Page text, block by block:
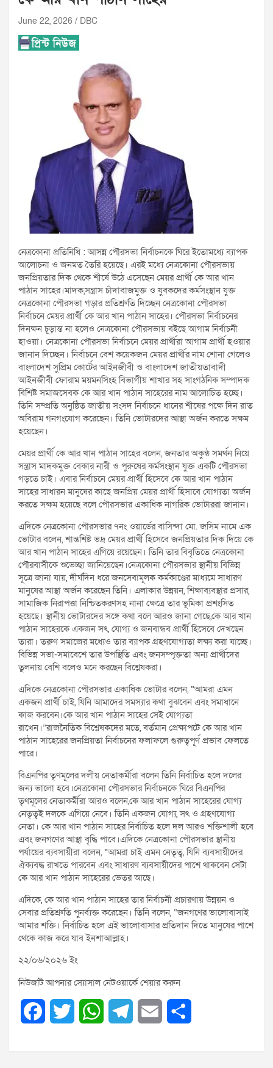
June 22, 2026 DBC
নেত্রকোনা প্রতিনিধি : আসন্ন পৌরসভা নির্বাচনকে ঘিরে ইতোমধ্যে ব্যাপক
আলোচনা ও জনমত তৈরি হয়েছে। এরই মধ্যে নেত্রকোনা পৌরসভায়
জনপ্রিয়তার দিক থেকে শীর্ষে উঠে এসেছেন মেয়র প্রার্থী কে আর খান
পাঠান সাহের।মাদক,সন্ত্রাস চাঁদাবাজমুক্ত ও যুবকদের কর্মসংস্থান যুক্ত
নেত্রকোনা পৌরসভা গড়ার প্রতিশ্রুতি দিচ্ছেন নেত্রকোনা পৌরসভা
নির্বাচনে মেয়র প্রার্থী কে আর খান পাঠান সাহের। পৌরসভা নির্বাচনের
দিনক্ষন চূড়ান্ত না হলেও নেত্রকোনা পৌরসভায় বইছে আগাম নির্বাচনী
হাওয়া। নেত্রকোনা পৌরসভা নির্বাচনে মেয়র প্রার্থীরা আগাম প্রার্থী হওয়ার
জানান দিচ্ছেন। নির্বাচনে বেশ কয়েকজন মেয়র প্রার্থীর নাম শোনা গেলেও
বাংলাদেশ সুপ্রিম কোর্টের আইনজীবী ও বাংলাদেশ জাতীয়তাবাদী
আইনজীবী ফোরাম ময়মনসিংহ বিভাগীয় শাখার সহ সাংগঠনিক সম্পাদক
বিশিষ্ট সমাজসেবক কে আর খান পাঠান সাহেরের নাম আলোচিত হচ্ছে।
তিনি সম্প্রতি অনুষ্ঠিত জাতীয় সংসদ নির্বাচনে ধানের শীষের পক্ষে দিন রাত
অবিরাম গনগংযোগ করেছেন। তিনি ভোটারদের আস্থা অর্জন করতে সক্ষম
হয়েছেন।
মেয়র প্রার্থী কে আর খান পাঠান সাহের বলেন, জনতার অকুন্ঠ সমর্থন নিয়ে
সন্ত্রাস মাদকমুক্ত বেকার নারী ও পুরুষের কর্মসংস্থান যুক্ত একটি পৌরসভা
গড়তে চাই। এবার নির্বাচনে মেয়র প্রার্থী হিসেবে কে আর খান পাঠান
সাহের সাধারন মানুষের কাছে জনপ্রিয় মেয়র প্রার্থী হিসাবে যোগ্যতা অর্জন
করতে সক্ষম হয়েছে বলে পৌরসভার একাধিক নাগরিক ভোটাররা জানান।
এদিকে নেত্রকোনা পৌরসভার ৭নং ওয়ার্ডের বাসিন্দা মো. জসিম নামে এক
ভোটার বলেন, শান্তশিষ্ট ভদ্র মেয়র প্রার্থী হিসেবে জনপ্রিয়তার দিক দিয়ে কে
আর খান পাঠান সাহের এগিয়ে রয়েছেন। তিনি তার বিবৃতিতে নেত্রকোনা
পৌরবাসীকে শুভেচ্ছা জানিয়েছেন।নেত্রকোনা পৌরসভার স্থানীয় বিভিন্ন
সূত্রে জানা যায়, দীর্ঘদিন ধরে জনসেবামূলক কর্মকাণ্ডের মাধ্যমে সাধারণ
মানুষের আস্থা অর্জন করেছেন তিনি। এলাকার উন্নয়ন, শিক্ষাব্যবস্থার প্রসার,
সামাজিক নিরাপত্তা নিশ্চিতকরণসহ নানা ক্ষেত্রে তার ভূমিকা প্রশংসিত
হয়েছে। স্থানীয় ভোটারদের সঙ্গে কথা বলে আরও জানা গেছে,কে আর খান
পাঠান সাহেরকে একজন সৎ, যোগ্য ও জনবান্ধব প্রার্থী হিসেবে দেখছেন
তারা। তরুণ সমাজের মধ্যেও তার ব্যাপক গ্রহণযোগ্যতা লক্ষ্য করা যাচ্ছে।
বিভিন্ন সভা-সমাবেশে তার উপস্থিতি এবং জনসম্পৃক্ততা অন্য প্রার্থীদের
তুলনায় বেশি বলেও মনে করছেন বিশ্লেষকরা।
এদিকে নেত্রকোনা পৌরসভার একাধিক ভোটার বলেন, “আমরা এমন
একজন প্রার্থী চাই, যিনি আমাদের সমস্যার কথা বুঝবেন এবং সমাধানে
কাজ করবেন।কে আর খান পাঠান সাহের সেই যোগ্যতা
রাখেন।”রাজনৈতিক বিশ্লেষকদের মতে, বর্তমান প্রেক্ষাপটে কে আর খান
পাঠান সাহেরের জনপ্রিয়তা নির্বাচনের ফলাফলে গুরুত্বপূর্ণ প্রভাব ফেলতে
পারে।
বিএনপির তৃণমূলের দলীয় নেতাকর্মীরা বলেন তিনি নির্বাচিত হলে দলের
জন্য ভালো হবে।নেত্রকোনা পৌরসভার নির্বাচনকে ঘিরে বিএনপির
তৃণমূলের নেতাকর্মীরা আরও বলেন,কে আর খান পাঠান সাহেরের যোগ্য
নেতৃত্বই দলকে এগিয়ে নেবে। তিনি একজন যোগ্য, সৎ ও গ্রহণযোগ্য
নেতা। কে আর খান পাঠান সাহের নির্বাচিত হলে দল আরও শক্তিশালী হবে
এবং জনগণের আস্থা বৃদ্ধি পাবে।এদিকে নেত্রকোনা পৌরসভার স্থানীয়
পর্যায়ের ব্যবসায়ীরা বলেন, “আমরা চাই এমন নেতৃত্ব, যিনি ব্যবসায়ীদের
ঐক্যবদ্ধ রাখতে পারবেন এবং সাধারণ ব্যবসায়ীদের পাশে থাকবেন সেটা
কে আর খান পাঠান সাহেরের ভেতর আছে।
এদিকে, কে আর খান পাঠান সাহের তার নির্বাচনী প্রচারণায় উন্নয়ন ও
সেবার প্রতিশ্রুতি পুনর্ব্যক্ত করেছেন। তিনি বলেন, “জনগণের ভালোবাসাই
আমার শক্তি। নির্বাচিত হলে এই ভালোবাসার প্রতিদান দিতে মানুষের পাশে
থেকে কাজ করে যাব ইনশাআল্লাহ।
২২/০৬/২০২৬ ইং
নিউজটি আপনার স্যোসাল নেটওয়ার্কে শেয়ার করুন
W